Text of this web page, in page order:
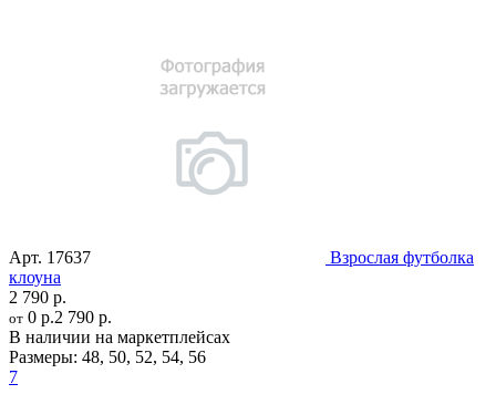
Арт. 17637
Взрослая футболка
клоуна
2 790 р.
от 0 р.2 790 р.
В наличии на маркетплейсах
Размеры: 48, 50, 52, 54, 56
7